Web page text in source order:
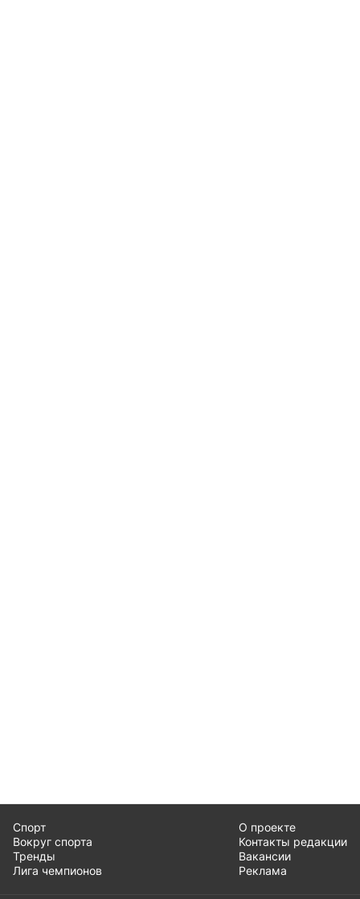
Спорт
Вокруг спорта
Тренды
Лига чемпионов
О проекте
Контакты редакции
Вакансии
Реклама